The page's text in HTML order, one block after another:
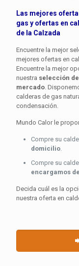
Las mejores
gas y ofertas en
de la Calzada
Encuentre la mejor
mejores ofertas en
Encuentre la mejor
nuestra selección
mercado .
calderas de gas
condensación.
Mundo Calor le
Compre su
domicilio
Compre su
encargamos
Decida cuál es la
nuestra oferta en